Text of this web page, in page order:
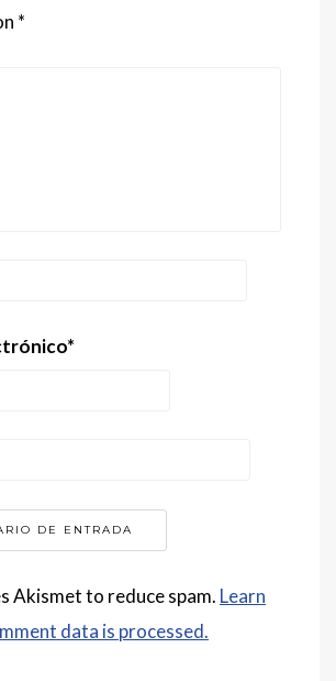
*
*
Akismet to reduce spam. Learn
data is processed.